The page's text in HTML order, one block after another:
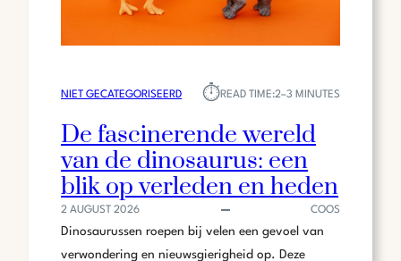
NIET GECATEGORISEERD ⏱︎READ TIME:2–3 MINUTES
De fascinerende wereld
van de dinosaurus: een
blik op verleden en heden
2 AUGUST 2026 COOS
Dinosaurussen roepen bij velen een gevoel van
verwondering en nieuwsgierigheid op. Deze